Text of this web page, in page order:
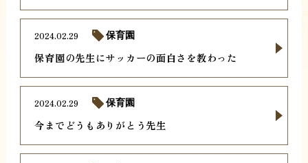
保育園の先生にサッカーの面白さを教わった
2024.02.29 保育園
今までどうもありがとう先生
2024.02.29 保育園